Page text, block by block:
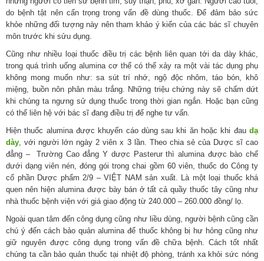
do bệnh tật nên cẩn trọng trong vấn đề dùng thuốc. Để đảm bảo sức
khỏe những đối tượng này nên tham khảo ý kiến của các bác sĩ chuyên
môn trước khi sửu dụng.
Cũng như nhiều loại thuốc điều trị các bệnh liên quan tới da dày khác,
trong quá trình uống alumina cơ thể có thể xảy ra một vài tác dụng phụ
không mong muốn như: sa sút trí nhớ, ngộ độc nhôm, táo bón, khô
miệng, buồn nôn phân màu trắng. Những triệu chứng này sẽ chấm dứt
khi chúng ta ngưng sử dụng thuốc trong thời gian ngắn. Hoặc bạn cũng
có thể liên hệ với bác sĩ đang điều trị để nghe tư vấn.
Hiện thuốc alumina được khuyến cáo dùng sau khi ăn hoặc khi đau dạ
dày, với người lớn ngày 2 viên x 3 lần. Theo chia sẻ của Dược sĩ cao
đẳng – Trường Cao đẳng Y dược Pasterur thì alumina được bào chế
dưới dạng viên nén, đóng gói trong chai gồm 60 viên, thuốc do Công ty
cổ phần Dược phẩm 2/9 – VIỆT NAM sản xuất. Là một loại thuốc khá
quen nên hiện alumina được bày bán ở tất cả quầy thuốc tây cũng như
nhà thuốc bệnh viện với giá giao động từ 240.000 – 260.000 đồng/ lọ.
Ngoài quan tâm đến công dụng cũng như liều dùng, người bệnh cũng cần
chú ý đến cách bảo quản alumina để thuốc không bị hư hỏng cũng như
giữ nguyên được công dụng trong vấn đề chữa bệnh. Cách tốt nhất
chúng ta cần bảo quản thuốc tại nhiệt độ phòng, tránh xa khỏi sức nóng